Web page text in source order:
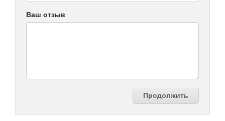
Ваш отзыв
Продолжить